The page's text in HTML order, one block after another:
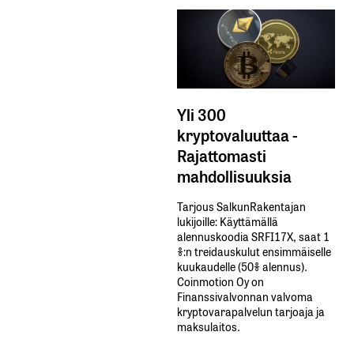
Yli 300
kryptovaluuttaa -
Rajattomasti
mahdollisuuksia
Tarjous SalkunRakentajan
lukijoille: Käyttämällä​ ​
alennuskoodia​ ​SRFI17X,​ ​saat​ ​1
%:n treidauskulut​ ​ensimmäiselle​ ​
kuukaudelle​ ​(50%​ ​alennus).
Coinmotion Oy on
Finanssivalvonnan valvoma
kryptovarapalvelun tarjoaja ja
maksulaitos.